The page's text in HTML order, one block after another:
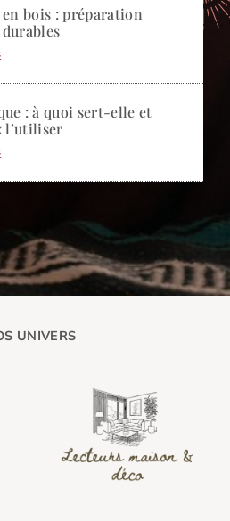
bois : préparation
: à quoi sert-elle et
l’utiliser
UNIVERS